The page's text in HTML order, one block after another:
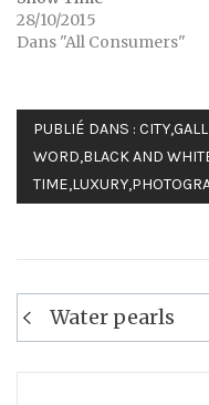
28/10/2015
Dans "All Consumers"
PUBLIÉ DANS : CITY,
WORD,BLACK AND
TIME,LUXURY,
Navigation
de
Water pearls